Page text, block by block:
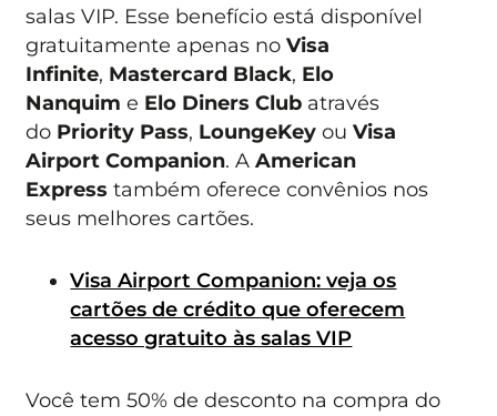
salas VIP. Esse benefício está disponível
gratuitamente apenas noVisa
Infinite, Mastercard Black, Elo
Nanquim e Elo Diners Club através
do Priority Pass, LoungeKey ouVisa
Airport Companion. AAmerican
Express também oferece convênios nos
seus melhores cartões.
Visa Airport Companion: veja os
cartões de crédito que oferecem
acesso gratuito às salas VIP
Você tem 50% de desconto na compra do